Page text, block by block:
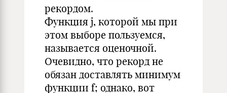
рекордом.
Функция j, которой мы при
этом выборе пользуемся,
называется оценочной.
Очевидно, что рекорд не
обязан доставлять минимум
функции f; однако, вот